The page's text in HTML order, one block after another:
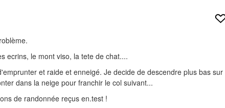
ecrins, le mont viso, la tete de chat....
et raide et enneigé. Je decide de descendre plus bas sur
dans la neige pour franchir le col suivant...
de randonnée reçus en.test !